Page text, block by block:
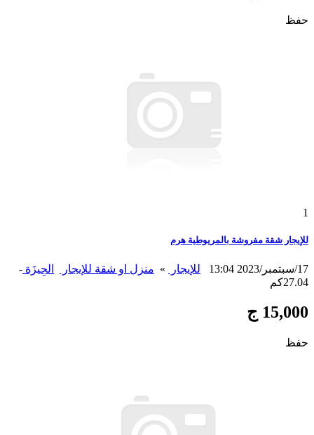
حفظ
1
للإيجار شقة مفروشة بالمريوطية هرم
17/سبتمبر/2023 13:04 للإيجار » منزل او شقة للإيجار الجِيزَة -
27.04كم
15,000 ج
حفظ